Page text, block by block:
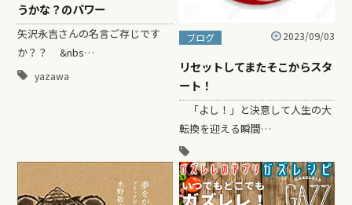
うかな？のパワー
矢沢永吉さんの名言ご存じです
か？？ &nbs…
yazawa
ブログ 2023/09/03
リセットしてまたそこからスタ
ート！
「よし！」と決意して人生の大
転換を迎える瞬間…